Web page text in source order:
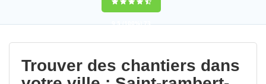
9,5(100%)73
votes
Trouver des chantiers dans